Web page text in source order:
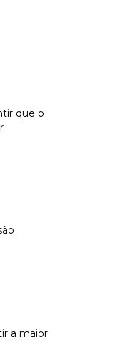
que o
a maior